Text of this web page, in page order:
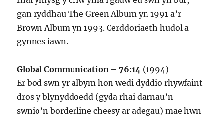
gan ryddhau The Green Album yn 1991 a’r
Brown Album yn 1993. Cerddoriaeth hudol a
gynnes iawn.
Global Communication – 76:14 (1994)
Er bod swn yr albym hon wedi dyddio rhywfaint
dros y blynyddoedd (gyda rhai darnau’n
swnio’n borderline cheesy ar adegau) mae hwn